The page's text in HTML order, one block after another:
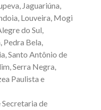
Jaguariúna,
Louveira, Mogi
do Sul,
Pedra Bela,
Santo Antônio de
Serra Negra,
Paulista e
Secretaria de